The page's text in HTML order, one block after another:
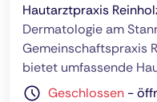
Hautarztpraxis
Dermatologie am
Gemeinschaftspraxis
bietet umfassende
Geschlossen -